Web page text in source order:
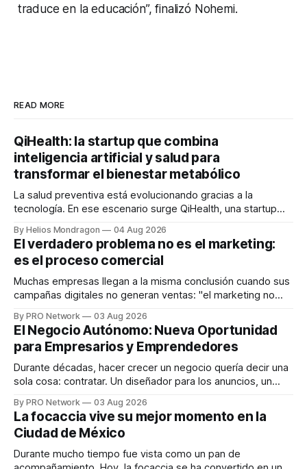
traduce en la educación”, finalizó Nohemi.
READ MORE
QiHealth: la startup que combina
inteligencia artificial y salud para
transformar el bienestar metabólico
La salud preventiva está evolucionando gracias a la
tecnología. En ese escenario surge QiHealth, una startup
dispositivos inteligentes, inteligencia artificial y monitoreo
en tiempo real para ayudar a las personas a tomar mejores
decisiones sobre su salud metabólica. Su propuesta busca
responder
By Helios Mondragon 04 Aug 2026
El verdadero problema no es el marketing:
es el proceso comercial
Muchas empresas llegan a la misma conclusión cuando sus
campañas digitales no generan ventas: "el marketing no
INTERIUS, el problema suele estar en otro lugar. Durante
una entrevista para el podcast SER PRO, el especialista en
marketing digital explicó que
By PRO Network 03 Aug 2026
El Negocio Autónomo: Nueva Oportunidad
para Empresarios y Emprendedores
Durante décadas, hacer crecer un negocio quería decir una
sola cosa: contratar. Un diseñador para los anuncios, un
para los textos, alguien que supiera de publicidad digital
para encontrar prospectos, un vendedor para atender
llamadas y mensajes, y —con suerte— una persona
By PRO Network 03 Aug 2026
La focaccia vive su mejor momento en la
Ciudad de México
Durante mucho tiempo fue vista como un pan de